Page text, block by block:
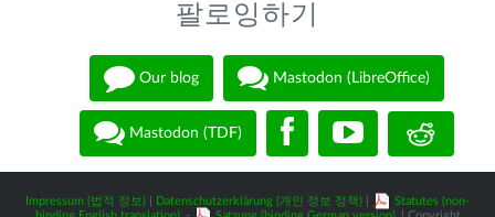
팔로잉하기
Our blog Mastodon (LibreOffice)
Mastodon (TDF)
Impressum (법적 정보) Datenschutzerklärung (개인 정보 정책)
Statutes (non-